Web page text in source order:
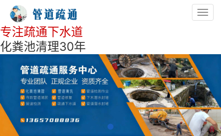
专注疏通下水道
化粪池清理30年